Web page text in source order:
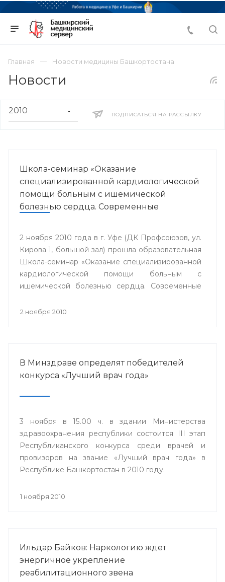
Главная Новости медицины Башкортостана
Новости
ПОДПИСАТЬСЯ НА РАССЫЛКУ
Школа-семинар «Оказание
специализированной кардиологической
помощи больным с ишемической
болезнью сердца. Современные
2 ноября 2010 года в г. Уфе (ДК Профсоюзов, ул.
Кирова 1, большой зал) прошла образовательная
Школа-семинар «Оказание специализированной
кардиологической помощи больным с
ишемической болезнью сердца. Современные
2 ноября 2010
В Минздраве определят победителей
конкурса «Лучший врач года»
3 ноября в 15.00 ч. в здании Министерства
здравоохранения республики состоится III этап
Республиканского конкурса среди врачей и
провизоров на звание «Лучший врач года» в
Республике Башкортостан в 2010 году.
1 ноября 2010
Ильдар Байков: Наркологию ждет
энергичное укрепление
реабилитационного звена